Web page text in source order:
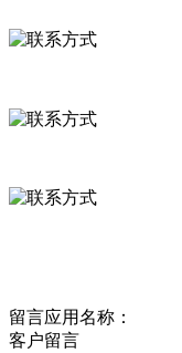
留言应用名称：
客户留言